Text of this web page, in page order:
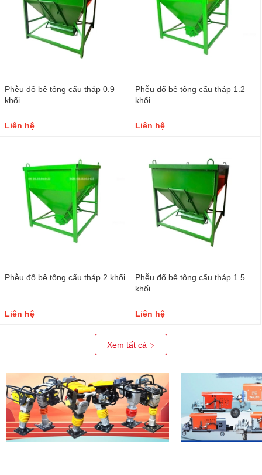
Phễu đổ bê tông cẩu tháp 0.9
khối
Liên hệ
Phễu đổ bê tông cẩu tháp 1.2
khối
Liên hệ
Phễu đổ bê tông cẩu tháp 2 khối
Liên hệ
Phễu đổ bê tông cẩu tháp 1.5
khối
Liên hệ
Xem tất cả